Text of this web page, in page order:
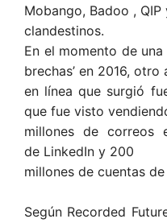
Mobango, Badoo ,
clandestinos.
En el momento de una
brechas’ en 2016, otro
en línea que surgió
que fue visto
millones de correos
de LinkedIn y 200
millones de cuentas
Según Recorded